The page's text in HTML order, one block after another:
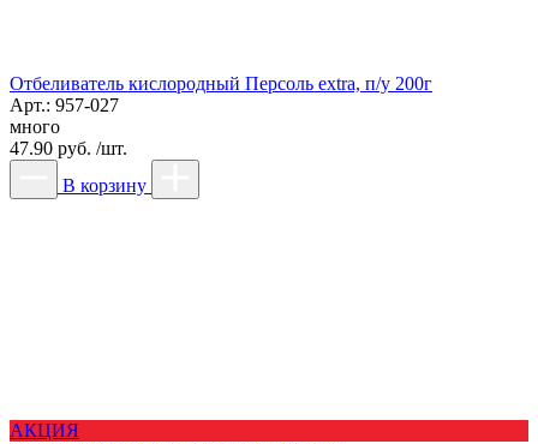
Отбеливатель кислородный Персоль extra, п/у 200г
Арт.: 957-027
много
47.90 руб. /шт.
В корзину
АКЦИЯ